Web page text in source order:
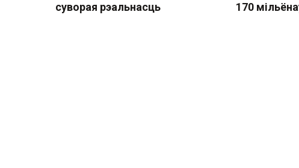
суворая рэальнасць
170